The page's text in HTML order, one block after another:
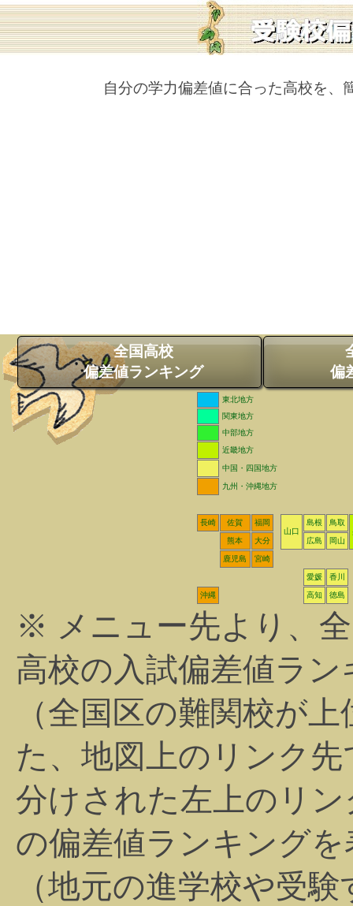
自分の学力偏差値に合った高校を、
全国高校
偏差値ランキング
偏
東北地方
関東地方
中部地方
近畿地方
中国・四国地方
九州・沖縄地方
長崎 佐賀
福岡
山口
島根
鳥取
熊本
大分 広島 岡山
鹿児島 宮崎
愛媛 香川
沖縄 高知 徳島
※ メニュー先より、
高校の入試偏差値ラ
（全国区の難関校が
た、地図上のリンク
分けされた左上のリ
の偏差値ランキング
（地元の進学校や受